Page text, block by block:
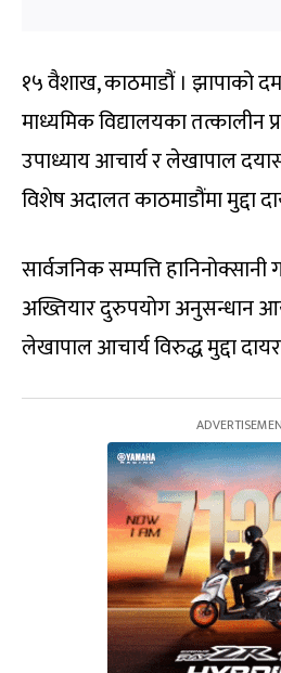
१५ वैशाख, काठमाडौं । झापाको
माध्यमिक विद्यालयका तत्कालीन
उपाध्याय आचार्य र लेखापाल
विशेष अदालत काठमाडौंमा मुद्दा
सार्वजनिक सम्पत्ति हानिनोक्सानी
अख्तियार दुरुपयोग अनुसन्धान
लेखापाल आचार्य विरुद्ध मुद्दा